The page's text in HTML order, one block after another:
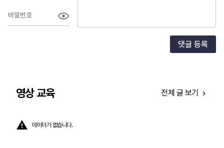
비밀번호
댓글 등록
영상 교육 전체 글 보기
데이터가 없습니다.